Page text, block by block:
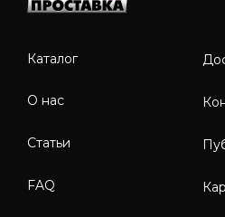
Каталог
О нас
Статьи
FAQ